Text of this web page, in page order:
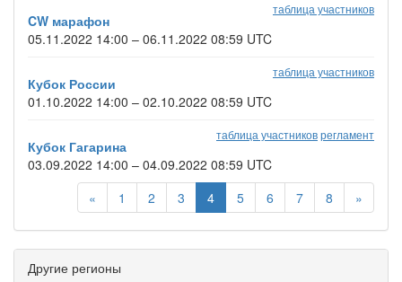
таблица участников
CW марафон
05.11.2022 14:00 – 06.11.2022 08:59 UTC
таблица участников
Кубок России
01.10.2022 14:00 – 02.10.2022 08:59 UTC
таблица участниковрегламент
Кубок Гагарина
03.09.2022 14:00 – 04.09.2022 08:59 UTC
«
1 2 3 4 5 6 7 8 »
Другие регионы